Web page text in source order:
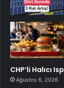
CHP’li Halıcı
Ağustos 6, 2026